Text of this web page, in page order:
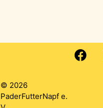
© 2026
PaderFutterNapf e.